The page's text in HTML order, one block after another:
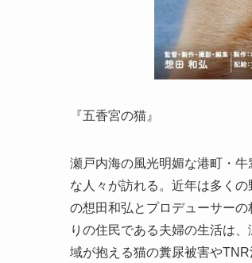
『五香宮の猫』
瀬戸内海の風光明媚な港町・
な人々が訪れる。近年は多く
の想田和弘とプロデューサー
りの住民である夫婦の生活は
域が抱える猫の糞尿被害や